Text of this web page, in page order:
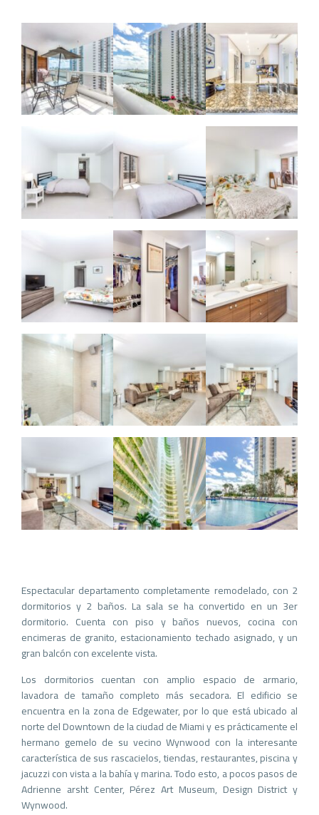
Espectacular departamento completamente remodelado, con 2
dormitorios y 2 baños. La sala se ha convertido en un 3er
dormitorio. Cuenta con piso y baños nuevos, cocina con
encimeras de granito, estacionamiento techado asignado, y un
gran balcón con excelente vista.
Los dormitorios cuentan con amplio espacio de armario,
lavadora de tamaño completo más secadora. El edificio se
encuentra en la zona de Edgewater, por lo que está ubicado al
norte del Downtown de la ciudad de Miami y es prácticamente el
hermano gemelo de su vecino Wynwood con la interesante
característica de sus rascacielos, tiendas, restaurantes, piscina y
jacuzzi con vista a la bahía y marina. Todo esto, a pocos pasos de
Adrienne arsht Center, Pérez Art Museum, Design District y
Wynwood.